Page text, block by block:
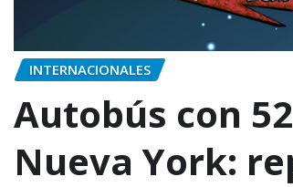
INTERNACIONALES
Autobús con
Nueva York: